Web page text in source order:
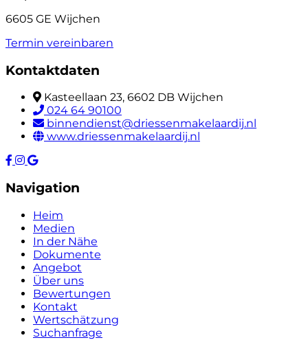
6605 GE Wijchen
Termin vereinbaren
Kontaktdaten
Kasteellaan 23, 6602 DB Wijchen
024 64 90100
binnendienst@driessenmakelaardij.nl
www.driessenmakelaardij.nl
Navigation
Heim
Medien
In der Nähe
Dokumente
Angebot
Über uns
Bewertungen
Kontakt
Wertschätzung
Suchanfrage